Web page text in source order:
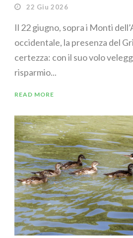
22 Giu 2026
Il 22 giugno, sopra i Monti
occidentale, la presenza del
certezza: con il suo volo
risparmio...
READ MORE